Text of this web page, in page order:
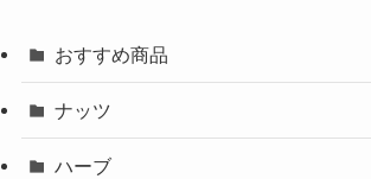
おすすめ商品
ナッツ
ハーブ